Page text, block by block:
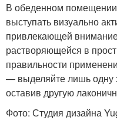
В обеденном помещении
выступать визуально
привлекающей
растворяющейся в
правильности
— выделяйте лишь одну
оставив другую
Фото: Студия дизайна